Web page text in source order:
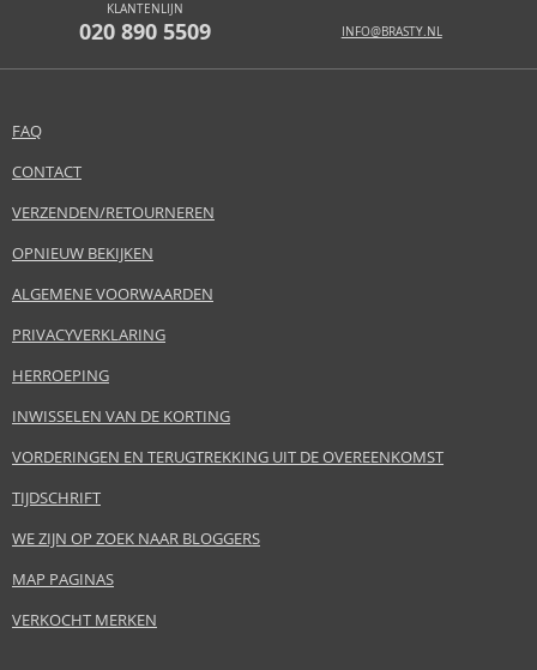
KLANTENLIJN
020 890 5509 INFO@BRASTY.NL
FAQ
CONTACT
VERZENDEN/RETOURNEREN
OPNIEUW BEKIJKEN
ALGEMENE VOORWAARDEN
PRIVACYVERKLARING
HERROEPING
INWISSELEN VAN DE KORTING
VORDERINGEN EN TERUGTREKKING UIT DE OVEREENKOMST
TIJDSCHRIFT
WE ZIJN OP ZOEK NAAR BLOGGERS
MAP PAGINAS
VERKOCHT MERKEN